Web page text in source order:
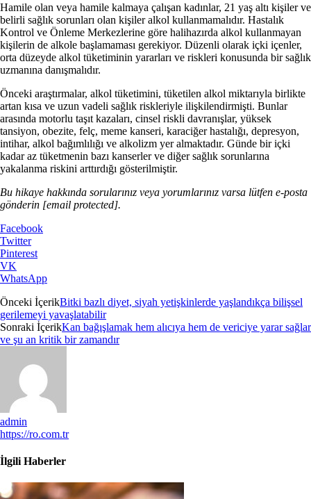
Hamile olan veya hamile kalmaya çalışan kadınlar, 21 yaş altı kişiler ve
belirli sağlık sorunları olan kişiler alkol kullanmamalıdır. Hastalık
Kontrol ve Önleme Merkezlerine göre halihazırda alkol kullanmayan
kişilerin de alkole başlamaması gerekiyor. Düzenli olarak içki içenler,
orta düzeyde alkol tüketiminin yararları ve riskleri konusunda bir sağlık
uzmanına danışmalıdır.
Önceki araştırmalar, alkol tüketimini, tüketilen alkol miktarıyla birlikte
artan kısa ve uzun vadeli sağlık riskleriyle ilişkilendirmişti. Bunlar
arasında motorlu taşıt kazaları, cinsel riskli davranışlar, yüksek
tansiyon, obezite, felç, meme kanseri, karaciğer hastalığı, depresyon,
intihar, alkol bağımlılığı ve alkolizm yer almaktadır. Günde bir içki
kadar az tüketmenin bazı kanserler ve diğer sağlık sorunlarına
yakalanma riskini arttırdığı gösterilmiştir.
Bu hikaye hakkında sorularınız veya yorumlarınız varsa lütfen e-posta
gönderin [email protected].
Facebook
Twitter
Pinterest
VK
WhatsApp
Önceki İçerikBitki bazlı diyet, siyah yetişkinlerde yaşlandıkça bilişsel
gerilemeyi yavaşlatabilir
Sonraki İçerikKan bağışlamak hem alıcıya hem de vericiye yarar sağlar
ve şu an kritik bir zamandır
admin
https://ro.com.tr
İlgili Haberler